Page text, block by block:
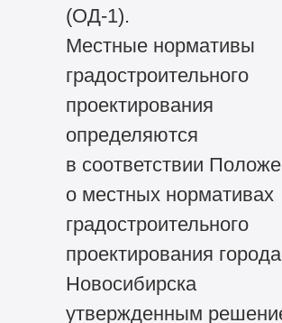
(ОД-1).
Местные нормативы
градостроительного
проектирования
определяются
в соответствии
о местных нормативах
градостроительного
проектирования города
Новосибирска
утвержденным